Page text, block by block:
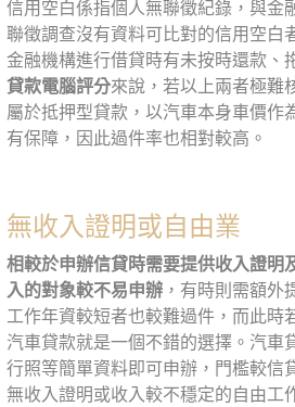
信用空白係指個人無聯徵紀錄，與金
聯徵調查沒有資料可比對的信用空白
金融機構進行借貸時有未按時還款、
貸款電腦評分來說，若以上兩者極難
屬於抵押型貸款，以汽車本身車價作
有保障，因此過件率也相對較高。
無收入證明或自由業
相較於申辦信貸時需要提供收入證明
入的對象較不易申辦 ，有時則需額外
工作年資較短者也較難過件，而此時
汽車貸款就是一個不錯的選擇。汽車
行照等簡單資料即可申辦，門檻較信
無收入證明或收入較不穩定的自由工